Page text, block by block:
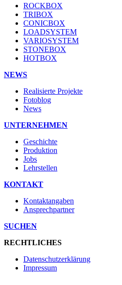
ROCKBOX
TRIBOX
CONICBOX
LOADSYSTEM
VARIOSYSTEM
STONEBOX
HOTBOX
NEWS
Realisierte Projekte
Fotoblog
News
UNTERNEHMEN
Geschichte
Produktion
Jobs
Lehrstellen
KONTAKT
Kontaktangaben
Ansprechpartner
SUCHEN
RECHTLICHES
Datenschutzerklärung
Impressum